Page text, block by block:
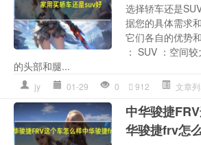
选择轿车还是
据您的具体需求
它们各自的优势
： SUV ：空间
的头部和腿...
jy 01-29 0 912 文章
中华骏捷
华骏捷frv怎